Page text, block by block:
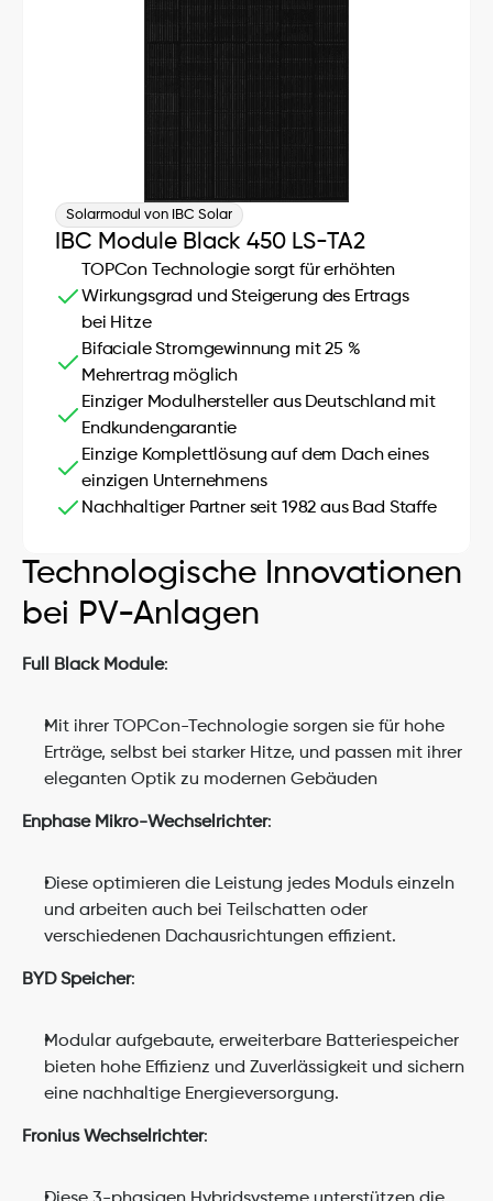
Solarmodul von IBC Solar
IBC Module Black 450 LS-TA2
TOPCon Technologie sorgt für erhöhten
Wirkungsgrad und Steigerung des Ertrags
bei Hitze
Bifaciale Stromgewinnung mit 25 %
Mehrertrag möglich
Einziger Modulhersteller aus Deutschland mit
Endkundengarantie
Einzige Komplettlösung auf dem Dach eines
einzigen Unternehmens
Nachhaltiger Partner seit 1982 aus Bad Staffelstein
Technologische Innovationen
bei PV-Anlagen
Full Black Module:
Mit ihrer TOPCon-Technologie sorgen sie für hohe
Erträge, selbst bei starker Hitze, und passen mit ihrer
eleganten Optik zu modernen Gebäuden
Enphase Mikro-Wechselrichter:
Diese optimieren die Leistung jedes Moduls einzeln
und arbeiten auch bei Teilschatten oder
verschiedenen Dachausrichtungen effizient.
BYD Speicher:
Modular aufgebaute, erweiterbare Batteriespeicher
bieten hohe Effizienz und Zuverlässigkeit und sichern
eine nachhaltige Energieversorgung.
Fronius Wechselrichter: